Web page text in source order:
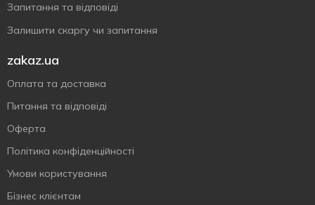
Запитання та відповіді
Залишити скаргу чи запитання
zakaz.ua
Оплата та доставка
Питання та відповіді
Оферта
Політика конфіденційності
Умови користування
Бізнес клієнтам